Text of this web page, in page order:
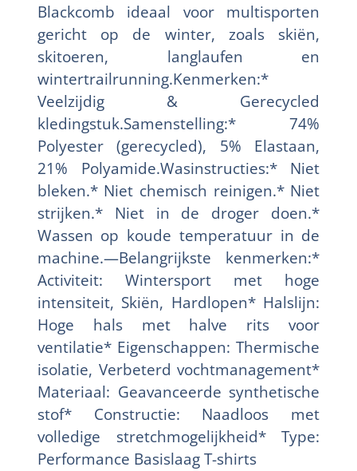
Blackcomb ideaal voor multisporten
gericht op de winter, zoals skiën,
skitoeren, langlaufen en
wintertrailrunning.Kenmerken:*
Veelzijdig & Gerecycled
kledingstuk.Samenstelling:* 74%
Polyester (gerecycled), 5% Elastaan,
21% Polyamide.Wasinstructies:* Niet
bleken.* Niet chemisch reinigen.* Niet
strijken.* Niet in de droger doen.*
Wassen op koude temperatuur in de
machine.—Belangrijkste kenmerken:*
Activiteit: Wintersport met hoge
intensiteit, Skiën, Hardlopen* Halslijn:
Hoge hals met halve rits voor
ventilatie* Eigenschappen: Thermische
isolatie, Verbeterd vochtmanagement*
Materiaal: Geavanceerde synthetische
stof* Constructie: Naadloos met
volledige stretchmogelijkheid* Type:
Performance Basislaag T-shirts